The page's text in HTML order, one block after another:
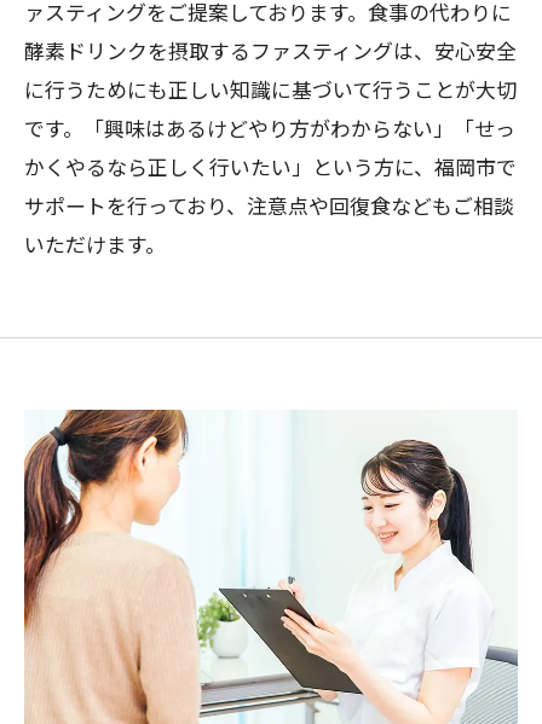
ァスティングをご提案しております。食事の代わりに
酵素ドリンクを摂取するファスティングは、安心安全
に行うためにも正しい知識に基づいて行うことが大切
です。「興味はあるけどやり方がわからない」「せっ
かくやるなら正しく行いたい」という方に、福岡市で
サポートを行っており、注意点や回復食などもご相談
いただけます。